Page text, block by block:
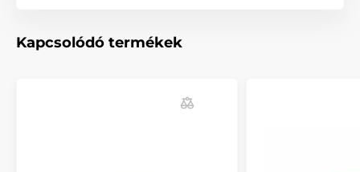
Kapcsolódó termékek